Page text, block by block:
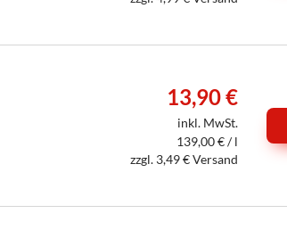
13,90 €
inkl. MwSt.
139,00 € / l
zzgl. 3,49 € Versand